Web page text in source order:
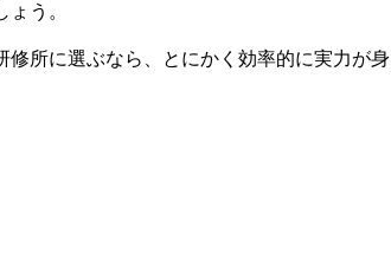
う。
所に選ぶなら、とにかく効率的に実力が身